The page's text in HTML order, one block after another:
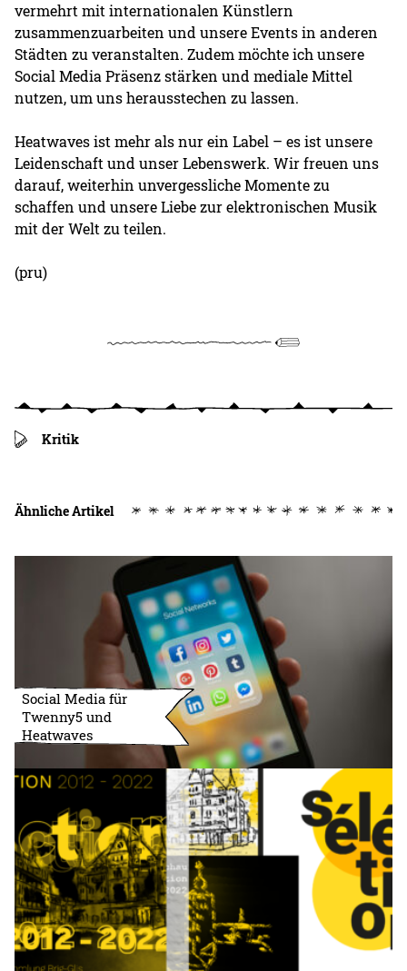
vermehrt mit internationalen Künstlern
zusammenzuarbeiten und unsere Events in anderen
Städten zu veranstalten. Zudem möchte ich unsere
Social Media Präsenz stärken und mediale Mittel
nutzen, um uns herausstechen zu lassen.
Heatwaves ist mehr als nur ein Label – es ist unsere
Leidenschaft und unser Lebenswerk. Wir freuen uns
darauf, weiterhin unvergessliche Momente zu
schaffen und unsere Liebe zur elektronischen Musik
mit der Welt zu teilen.
(pru)
Kritik
Ähnliche Artikel
Social Media für
Twenny5 und
Heatwaves